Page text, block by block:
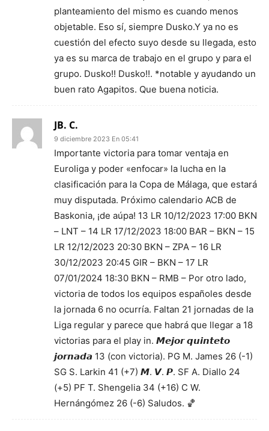
planteamiento del mismo es cuando menos
objetable. Eso sí, siempre Dusko.Y ya no es
cuestión del efecto suyo desde su llegada, esto
ya es su marca de trabajo en el grupo y para el
grupo. Dusko!! Dusko!!. *notable y ayudando un
buen rato Agapitos. Que buena noticia.
JB. C.
9 diciembre 2023 En 05:41
Importante victoria para tomar ventaja en
Euroliga y poder «enfocar» la lucha en la
clasificación para la Copa de Málaga, que estará
muy disputada. Próximo calendario ACB de
Baskonia, ¡de aúpa! 13 LR 10/12/2023 17:00 BKN
– LNT – 14 LR 17/12/2023 18:00 BAR – BKN – 15
LR 12/12/2023 20:30 BKN – ZPA – 16 LR
30/12/2023 20:45 GIR – BKN – 17 LR
07/01/2024 18:30 BKN – RMB – Por otro lado,
victoria de todos los equipos españoles desde
la jornada 6 no ocurría. Faltan 21 jornadas de la
Liga regular y parece que habrá que llegar a 18
victorias para el play in. 𝙈𝙚𝙟𝙤𝙧 𝙦𝙪𝙞𝙣𝙩𝙚𝙩𝙤
𝙟𝙤𝙧𝙣𝙖𝙙𝙖 13 (con victoria). PG M. James 26 (-1)
SG S. Larkin 41 (+7) 𝙈. 𝙑. 𝙋. SF A. Diallo 24
(+5) PF T. Shengelia 34 (+16) C W.
Hernángómez 26 (-6) Saludos. 🏀